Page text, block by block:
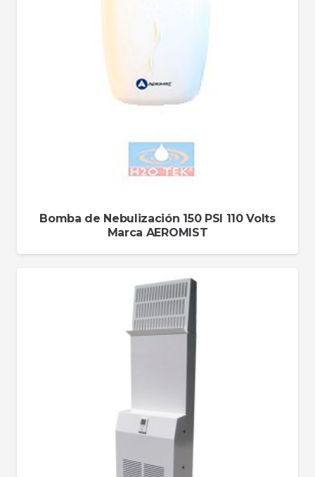
Bomba de Nebulización 150 PSI 110 Volts
Marca AEROMIST